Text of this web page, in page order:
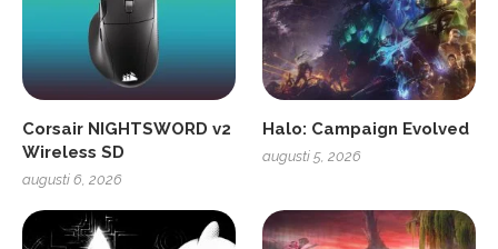
Corsair NIGHTSWORD v2
Wireless SD
augusti 6, 2026
Halo: Campaign Evolved
augusti 5, 2026